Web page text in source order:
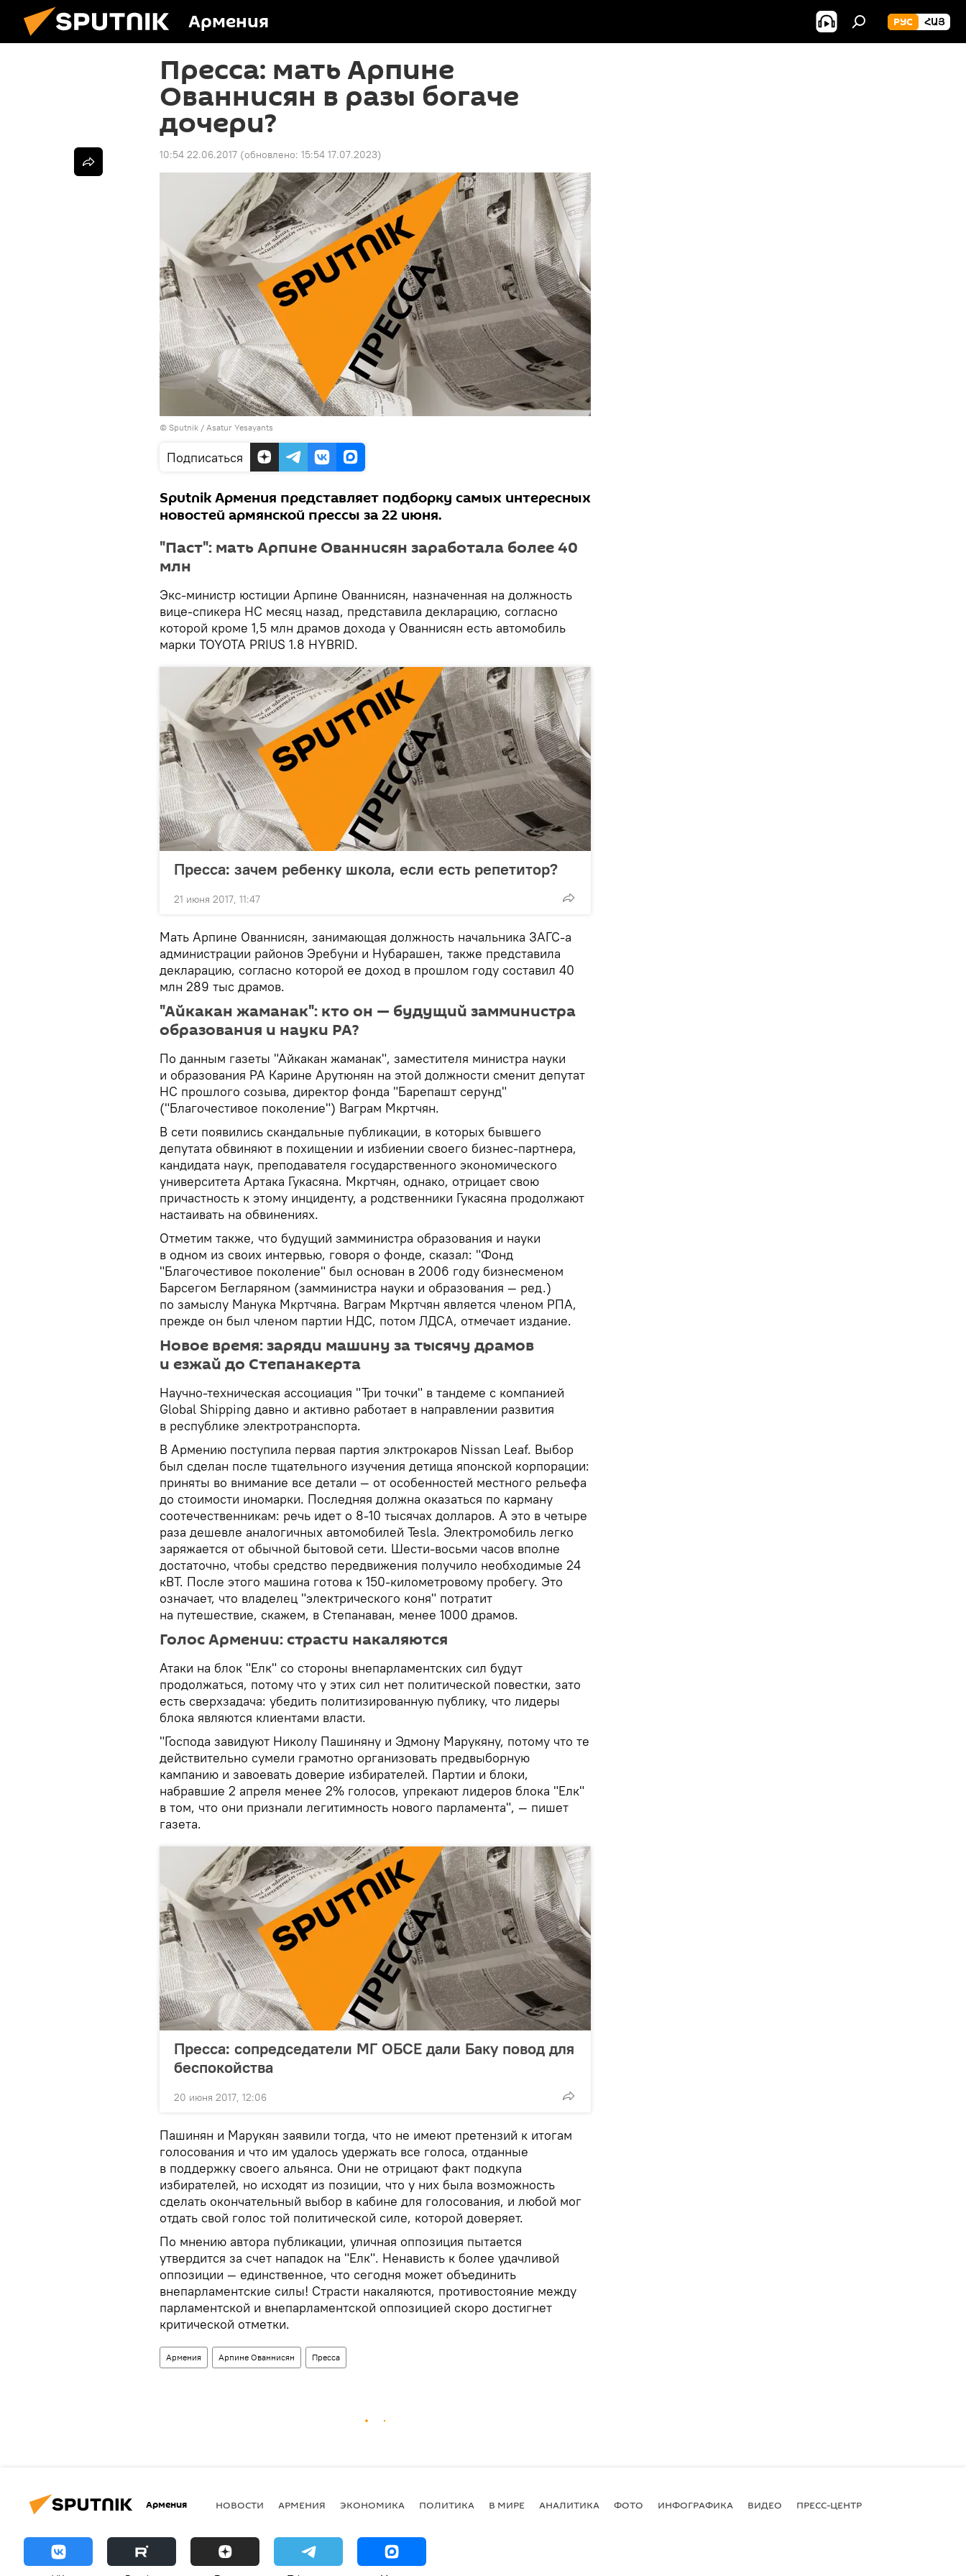
Армения РУС ՀԱՅ
Пресса: мать Арпине
Ованнисян в разы богаче
дочери?
10:54 22.06.2017 (обновлено: 15:54 17.07.2023)
© Sputnik / Asatur Yesayants
Подписаться
Sputnik Армения представляет подборку самых интересных
новостей армянской прессы за 22 июня.
"Паст": мать Арпине Ованнисян заработала более 40
млн
Экс-министр юстиции Арпине Ованнисян, назначенная на должность
вице-спикера НС месяц назад, представила декларацию, согласно
которой кроме 1,5 млн драмов дохода у Ованнисян есть автомобиль
марки TOYOTA PRIUS 1.8 HYBRID.
Пресса: зачем ребенку школа, если есть репетитор?
21 июня 2017, 11:47
Мать Арпине Ованнисян, занимающая должность начальника ЗАГС-а
администрации районов Эребуни и Нубарашен, также представила
декларацию, согласно которой ее доход в прошлом году составил 40
млн 289 тыс драмов.
"Айкакан жаманак": кто он — будущий замминистра
образования и науки РА?
По данным газеты "Айкакан жаманак", заместителя министра науки
и образования РА Карине Арутюнян на этой должности сменит депутат
НС прошлого созыва, директор фонда "Барепашт серунд"
("Благочестивое поколение") Ваграм Мкртчян.
В сети появились скандальные публикации, в которых бывшего
депутата обвиняют в похищении и избиении своего бизнес-партнера,
кандидата наук, преподавателя государственного экономического
университета Артака Гукасяна. Мкртчян, однако, отрицает свою
причастность к этому инциденту, а родственники Гукасяна продолжают
настаивать на обвинениях.
Отметим также, что будущий замминистра образования и науки
в одном из своих интервью, говоря о фонде, сказал: "Фонд
"Благочестивое поколение" был основан в 2006 году бизнесменом
Барсегом Бегларяном (замминистра науки и образования — ред.)
по замыслу Манука Мкртчяна. Ваграм Мкртчян является членом РПА,
прежде он был членом партии НДС, потом ЛДСА, отмечает издание.
Новое время: заряди машину за тысячу драмов
и езжай до Степанакерта
Научно-техническая ассоциация "Три точки" в тандеме с компанией
Global Shipping давно и активно работает в направлении развития
в республике электротранспорта.
В Армению поступила первая партия элктрокаров Nissan Leaf. Выбор
был сделан после тщательного изучения детища японской корпорации:
приняты во внимание все детали — от особенностей местного рельефа
до стоимости иномарки. Последняя должна оказаться по карману
соотечественникам: речь идет о 8-10 тысячах долларов. А это в четыре
раза дешевле аналогичных автомобилей Tesla. Электромобиль легко
заряжается от обычной бытовой сети. Шести-восьми часов вполне
достаточно, чтобы средство передвижения получило необходимые 24
кВТ. После этого машина готова к 150-километровому пробегу. Это
означает, что владелец "электрического коня" потратит
на путешествие, скажем, в Степанаван, менее 1000 драмов.
Голос Армении: страсти накаляются
Атаки на блок "Елк" со стороны внепарламентских сил будут
продолжаться, потому что у этих сил нет политической повестки, зато
есть сверхзадача: убедить политизированную публику, что лидеры
блока являются клиентами власти.
"Господа завидуют Николу Пашиняну и Эдмону Марукяну, потому что те
действительно сумели грамотно организовать предвыборную
кампанию и завоевать доверие избирателей. Партии и блоки,
набравшие 2 апреля менее 2% голосов, упрекают лидеров блока "Елк"
в том, что они признали легитимность нового парламента", — пишет
газета.
Пресса: сопредседатели МГ ОБСЕ дали Баку повод для
беспокойства
20 июня 2017, 12:06
Пашинян и Марукян заявили тогда, что не имеют претензий к итогам
голосования и что им удалось удержать все голоса, отданные
в поддержку своего альянса. Они не отрицают факт подкупа
избирателей, но исходят из позиции, что у них была возможность
сделать окончательный выбор в кабине для голосования, и любой мог
отдать свой голос той политической силе, которой доверяет.
По мнению автора публикации, уличная оппозиция пытается
утвердится за счет нападок на "Елк". Ненависть к более удачливой
оппозиции — единственное, что сегодня может объединить
внепарламентские силы! Страсти накаляются, противостояние между
парламентской и внепарламентской оппозицией скоро достигнет
критической отметки.
Армения Арпине Ованнисян Пресса
Армения НОВОСТИ АРМЕНИЯ ЭКОНОМИКА ПОЛИТИКА В МИРЕ АНАЛИТИКА ФОТО ИНФОГРАФИКА ВИДЕО ПРЕСС-ЦЕНТР